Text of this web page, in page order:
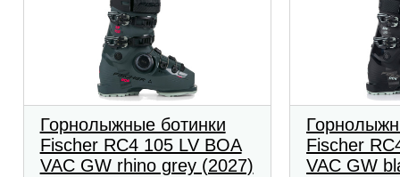
Горнолыжные ботинки
Fischer RC4 105 LV BOA
VAC GW rhino grey (2027)
Fischer
VAC GW